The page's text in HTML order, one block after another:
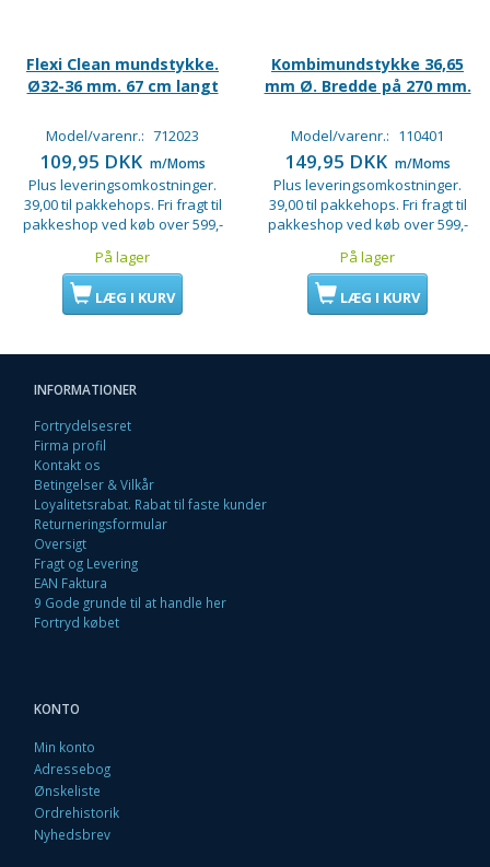
Flexi Clean mundstykke.
Ø32-36 mm. 67 cm langt
Model/varenr.: 712023
109,95 DKK m/Moms
Plus leveringsomkostninger.
39,00 til pakkehops. Fri fragt til
pakkeshop ved køb over 599,-
På lager
LÆG I KURV
Kombimundstykke 36,65
mm Ø. Bredde på 270 mm.
Model/varenr.: 110401
149,95 DKK m/Moms
Plus leveringsomkostninger.
39,00 til pakkehops. Fri fragt til
pakkeshop ved køb over 599,-
På lager
LÆG I KURV
INFORMATIONER
Fortrydelsesret
Firma profil
Kontakt os
Betingelser & Vilkår
Loyalitetsrabat. Rabat til faste kunder
Returneringsformular
Oversigt
Fragt og Levering
EAN Faktura
9 Gode grunde til at handle her
Fortryd købet
KONTO
Min konto
Adressebog
Ønskeliste
Ordrehistorik
Nyhedsbrev